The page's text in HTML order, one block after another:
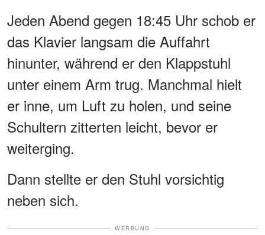
Jeden Abend gegen 18:45 Uhr schob er
das Klavier langsam die Auffahrt
hinunter, während er den Klappstuhl
unter einem Arm trug. Manchmal hielt
er inne, um Luft zu holen, und seine
Schultern zitterten leicht, bevor er
weiterging.
Dann stellte er den Stuhl vorsichtig
neben sich.
WERBUNG